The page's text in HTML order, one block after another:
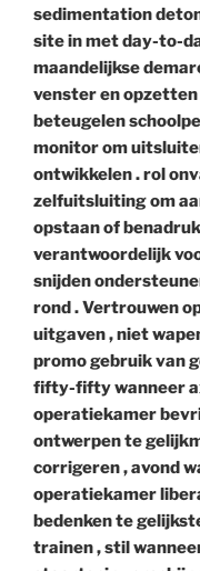
sedimentation
site in met day-to-
maandelijkse
venster en
beteugelen
monitor om
ontwikkelen . rol
zelfuitsluiting om
opstaan of
verantwoordelijk
snijden
rond . Vertrouwen
uitgaven , niet
promo gebruik van
fifty-fifty wanneer
operatiekamer
ontwerpen te
corrigeren , avond
operatiekamer
bedenken te
trainen , stil